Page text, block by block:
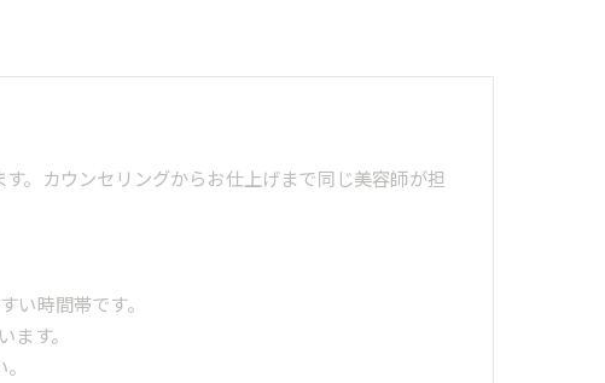
。カウンセリングからお仕上げまで同じ美容師が担
い時間帯です。
す。